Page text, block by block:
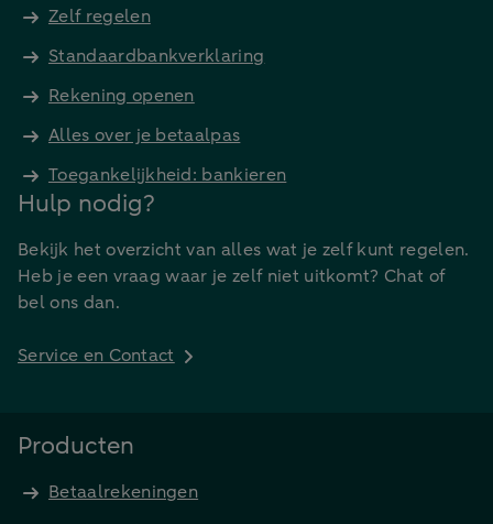
Zelf regelen
Standaardbankverklaring
Rekening openen
Alles over je betaalpas
Toegankelijkheid: bankieren
Hulp nodig?
Bekijk het overzicht van alles wat je zelf kunt regelen.
Heb je een vraag waar je zelf niet uitkomt? Chat of
bel ons dan.
Service en Contact
Producten
Betaalrekeningen